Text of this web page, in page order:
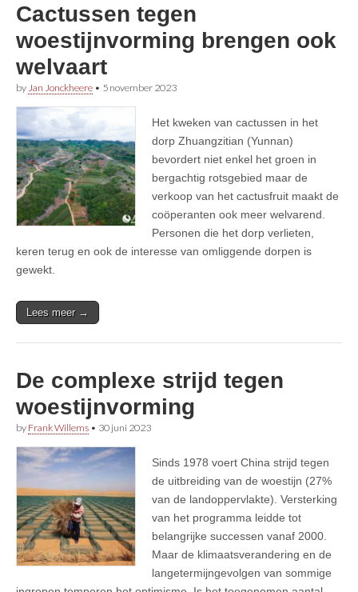
Cactussen tegen
woestijnvorming brengen ook
welvaart
by Jan Jonckheere • 5 november 2023
Het kweken van cactussen in het
dorp Zhuangzitian (Yunnan)
bevordert niet enkel het groen in
bergachtig rotsgebied maar de
verkoop van het cactusfruit maakt de
coöperanten ook meer welvarend.
Personen die het dorp verlieten,
keren terug en ook de interesse van omliggende dorpen is
gewekt.
Lees meer →
De complexe strijd tegen
woestijnvorming
by Frank Willems • 30 juni 2023
Sinds 1978 voert China strijd tegen
de uitbreiding van de woestijn (27%
van de landoppervlakte). Versterking
van het programma leidde tot
belangrijke successen vanaf 2000.
Maar de klimaatsverandering en de
langetermijngevolgen van sommige